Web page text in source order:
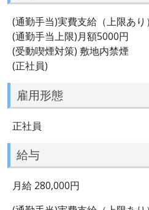
(通勤手当)実費支給（上限あり）
(通勤手当上限)月額5000円
(受動喫煙対策) 敷地内禁煙
(正社員)
雇用形態
正社員
給与
月給 280,000円